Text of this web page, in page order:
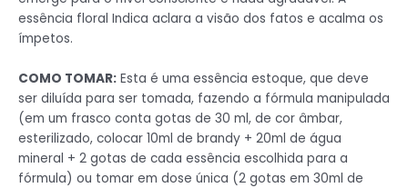
essência floral Indica aclara a visão dos fatos e acalma os
ímpetos.
COMO TOMAR: Esta é uma essência estoque, que deve
ser diluída para ser tomada, fazendo a fórmula manipulada
(em um frasco conta gotas de 30 ml, de cor âmbar,
esterilizado, colocar 10ml de brandy + 20ml de água
mineral + 2 gotas de cada essência escolhida para a
fórmula) ou tomar em dose única (2 gotas em 30ml de